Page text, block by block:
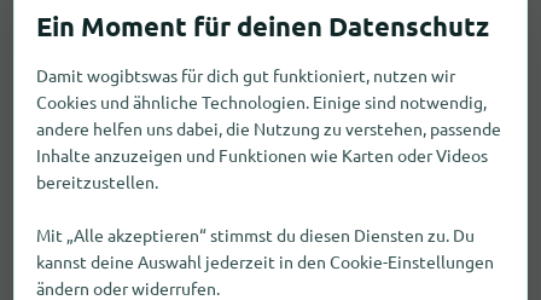
Karstadt Sports
9,0 km öffnet um 10:00
Fehler melden
Zehntwiesen Straße 47, 76275 Ettlingen
Damit wogibtswas für dich gut funktioniert, nutzen wir
Cookies und ähnliche Technologien. Einige sind notwendig,
andere helfen uns dabei, die Nutzung zu verstehen, passende
Inhalte anzuzeigen und Funktionen wie Karten oder Videos
bereitzustellen.
Mit „Alle akzeptieren“ stimmst du diesen Diensten zu. Du
kannst deine Auswahl jederzeit in den Cookie-Einstellungen
ändern oder widerrufen.